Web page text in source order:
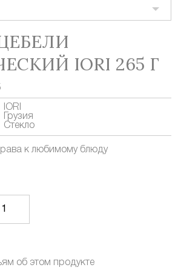
IORI 265 Г
IORI
Грузия
Стекло
к любимому блюду
об этом продукте